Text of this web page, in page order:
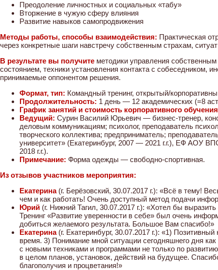
Преодоление личностных и социальных «табу»
Вторжение в чужую сферу влияния
Развитие навыков самопродвижения
Методы работы, способы взаимодействия: Практическая
через конкретные шаги навстречу собственным страхам,
В результате вы получите методики управления
состоянием, техники установления контакта с собеседником,
принимаемые оппонентом решения.
Формат, тип: Командный тренинг, открытый/
Продолжительность: 1 день — 12 академических (=8
График занятий и стоимость корпоративного обучения
Ведущий: Сурин Василий Юрьевич — бизнес-тренер,
деловым коммуникациям; психолог, преподаватель
творческого коллектива; предприниматель;
университет» (Екатеринбург, 2007 — 2021 г.г.), ЕФ АОУ
2018 г.г.).
Примечание: Форма одежды — свободно-спортивная.
Из отзывов участников мероприятия:
Екатерина(г. Берёзовский, 30.07.2017 г.): «Всё в тему!
чем и как работать! Очень доступный метод подачи
Юрий (г. Нижний Тагил, 30.07.2017 г.): «Хотел бы
Тренинг «Развитие уверенности в себе» был очень
добиться желаемого результата. Большое Вам спасибо!»
Екатерина(г. Екатеринбург, 30.07.2017 г.): «1)
время. 3) Понимание мной ситуации сегодняшнего дня
с новыми техниками и программами не только по
в целом планов, установок, действий на будущее.
благополучия и процветания!»